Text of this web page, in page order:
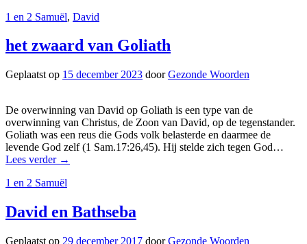
1 en 2 Samuël, David
het zwaard van Goliath
Geplaatst op 15 december 2023 doorGezonde Woorden
De overwinning van David op Goliath is een type van de
overwinning van Christus, de Zoon van David, op de tegenstander.
Goliath was een reus die Gods volk belasterde en daarmee de
levende God zelf (1 Sam.17:26,45). Hij stelde zich tegen God…
Lees verder →
1 en 2 Samuël
David en Bathseba
Geplaatst op 29 december 2017 doorGezonde Woorden